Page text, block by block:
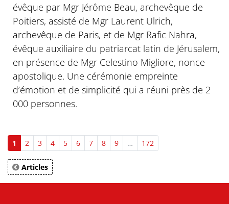
évêque par Mgr Jérôme Beau, archevêque de
Poitiers, assisté de Mgr Laurent Ulrich,
archevêque de Paris, et de Mgr Rafic Nahra,
évêque auxiliaire du patriarcat latin de Jérusalem,
en présence de Mgr Celestino Migliore, nonce
apostolique. Une cérémonie empreinte
d’émotion et de simplicité qui a réuni près de 2
000 personnes.
1 2 3 4 5 6 7 8 9 … 172
Articles